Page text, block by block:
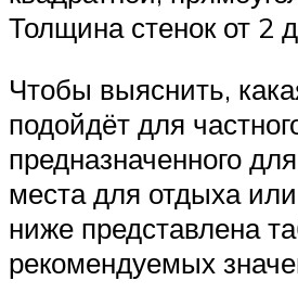
Толщина стенок от 2
Чтобы выяснить,
подойдёт для
предназначенного
места для отдыха
ниже представлена
рекомендуемых